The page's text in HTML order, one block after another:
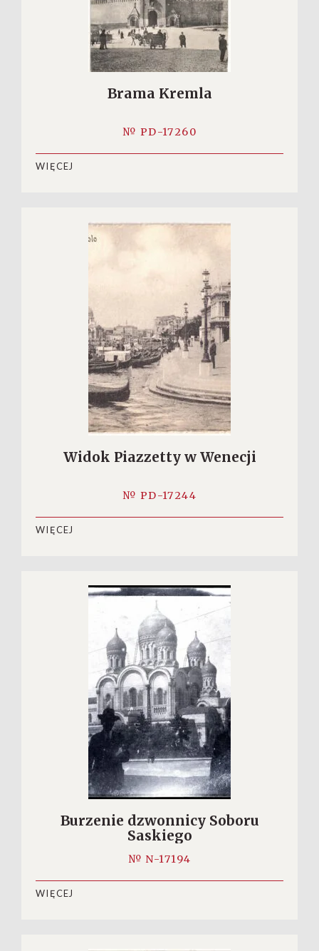
Brama Kremla
№ PD-17260
WIĘCEJ
Widok Piazzetty w Wenecji
№ PD-17244
WIĘCEJ
Burzenie dzwonnicy Soboru
Saskiego
№ N-17194
WIĘCEJ